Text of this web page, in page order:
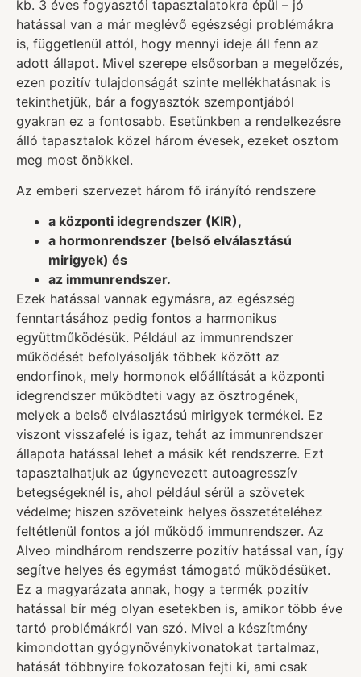
kb. 3 éves fogyasztói tapasztalatokra épül – jó
hatással van a már meglévő egészségi problémákra
is, függetlenül attól, hogy mennyi ideje áll fenn az
adott állapot. Mivel szerepe elsősorban a megelőzés,
ezen pozitív tulajdonságát szinte mellékhatásnak is
tekinthetjük, bár a fogyasztók szempontjából
gyakran ez a fontosabb. Esetünkben a rendelkezésre
álló tapasztalok közel három évesek, ezeket osztom
meg most önökkel.
Az emberi szervezet három fő irányító rendszere
a központi idegrendszer (KIR),
a hormonrendszer (belső elválasztású
mirigyek) és
az immunrendszer.
Ezek hatással vannak egymásra, az egészség
fenntartásához pedig fontos a harmonikus
együttműködésük. Például az immunrendszer
működését befolyásolják többek között az
endorfinok, mely hormonok előállítását a központi
idegrendszer működteti vagy az ösztrogének,
melyek a belső elválasztású mirigyek termékei. Ez
viszont visszafelé is igaz, tehát az immunrendszer
állapota hatással lehet a másik két rendszerre. Ezt
tapasztalhatjuk az úgynevezett autoagresszív
betegségeknél is, ahol például sérül a szövetek
védelme; hiszen szöveteink helyes összetételéhez
feltétlenül fontos a jól működő immunrendszer. Az
Alveo mindhárom rendszerre pozitív hatással van, így
segítve helyes és egymást támogató működésüket.
Ez a magyarázata annak, hogy a termék pozitív
hatással bír még olyan esetekben is, amikor több éve
tartó problémákról van szó. Mivel a készítmény
kimondottan gyógynövénykivonatokat tartalmaz,
hatását többnyire fokozatosan fejti ki, ami csak